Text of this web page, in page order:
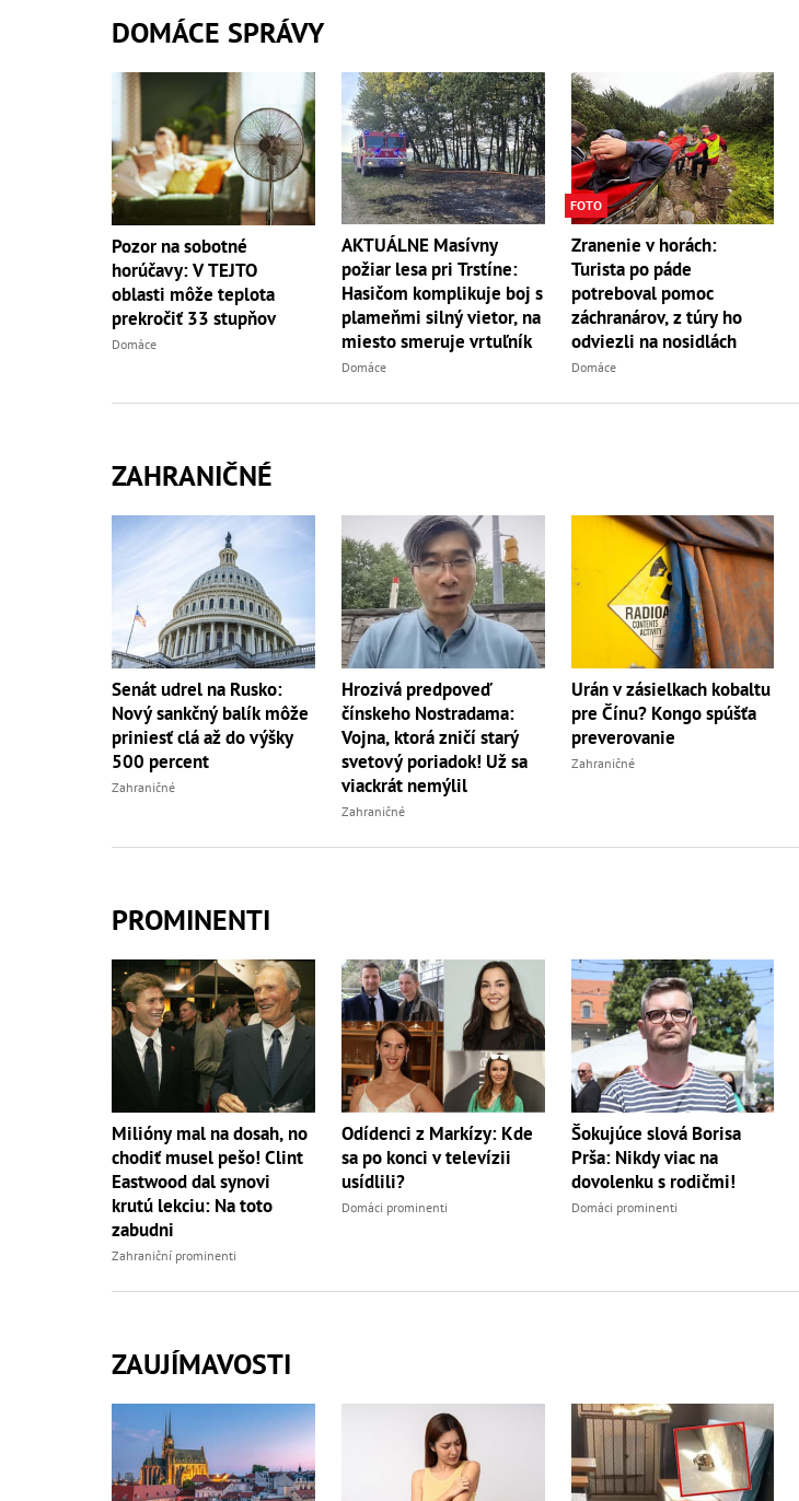
DOMÁCE SPRÁVY
Pozor na sobotné
horúčavy: V TEJTO
oblasti môže teplota
prekročiť 33 stupňov
Domáce
AKTUÁLNE Masívny
požiar lesa pri Trstíne:
Hasičom komplikuje boj s
plameňmi silný vietor, na
miesto smeruje vrtuľník
Domáce
FOTO
Zranenie v horách:
Turista po páde
potreboval pomoc
záchranárov, z túry ho
odviezli na nosidlách
Domáce
ZAHRANIČNÉ
Senát udrel na Rusko:
Nový sankčný balík môže
priniesť clá až do výšky
500 percent
Zahraničné
Hrozivá predpoveď
čínskeho Nostradama:
Vojna, ktorá zničí starý
svetový poriadok! Už sa
viackrát nemýlil
Zahraničné
Urán v zásielkach kobaltu
pre Čínu? Kongo spúšťa
preverovanie
Zahraničné
PROMINENTI
Milióny mal na dosah, no
chodiť musel pešo! Clint
Eastwood dal synovi
krutú lekciu: Na toto
zabudni
Zahraniční prominenti
Odídenci z Markízy: Kde
sa po konci v televízii
usídlili?
Domáci prominenti
Šokujúce slová Borisa
Prša: Nikdy viac na
dovolenku s rodičmi!
Domáci prominenti
ZAUJÍMAVOSTI